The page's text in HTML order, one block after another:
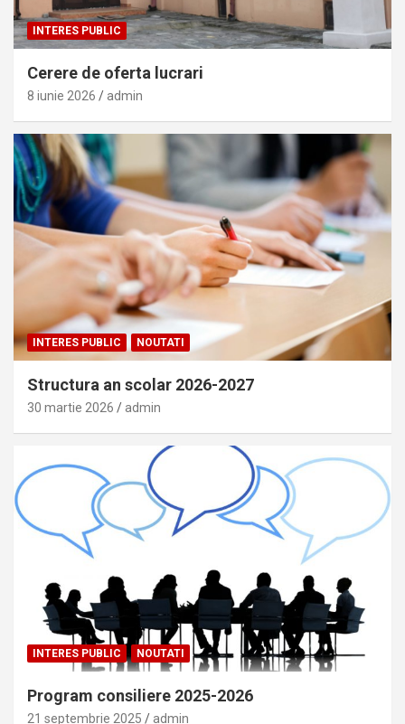
INTERES PUBLIC
Cerere de oferta lucrari
8 iunie 2026 admin
INTERES PUBLIC NOUTATI
Structura an scolar 2026-2027
30 martie 2026 admin
INTERES PUBLIC NOUTATI
Program consiliere 2025-2026
21 septembrie 2025 admin